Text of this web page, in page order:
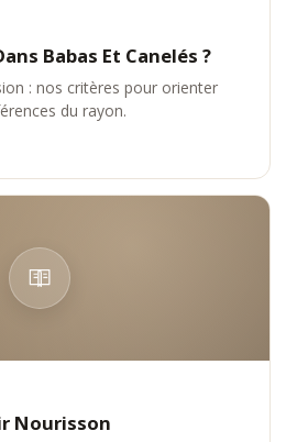
Babas Et Canelés ?
: nos critères pour orienter
du rayon.
Nourisson